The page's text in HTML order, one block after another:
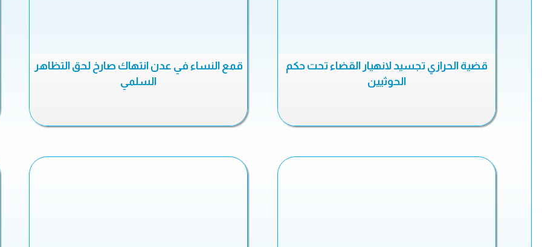
قضية الحرازي تجسيد لانهيار القضاء تحت حكم
الحوثيين
قمع النساء في عدن انتهاك صارخ لحق التظاهر
السلمي